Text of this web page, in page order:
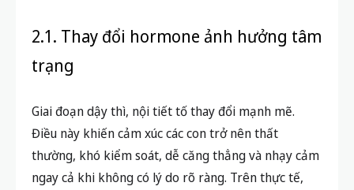
2.1. Thay đổi hormone ảnh hưởng tâm
trạng
Giai đoạn dậy thì, nội tiết tố thay đổi mạnh mẽ.
Điều này khiến cảm xúc các con trở nên thất
thường, khó kiểm soát, dễ căng thẳng và nhạy cảm
ngay cả khi không có lý do rõ ràng. Trên thực tế,